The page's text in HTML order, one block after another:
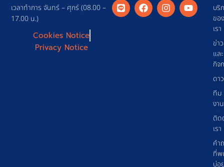
บริ
ของ
เรา
ข่า
และ
กิจ
ดา
ทีม
งาน
ติด
เรา
คำ
ที่พ
บ่อ
เวลาทำการ จันทร์ – ศุกร์ (08.00 –
17.00 น.)
Cookies Notice
Privacy Notice